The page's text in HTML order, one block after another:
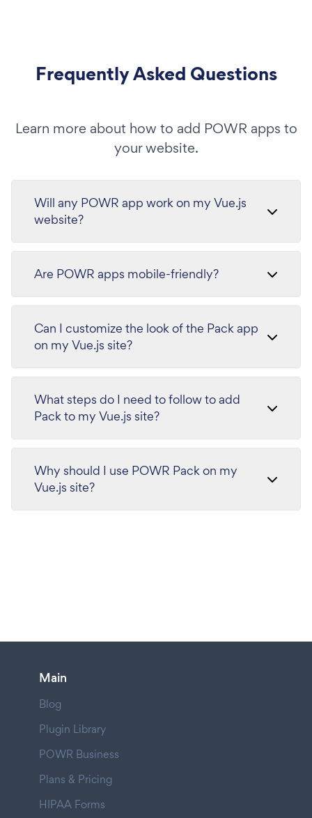
Frequently Asked Questions
Learn more about how to add POWR apps to
your website.
Will any POWR app work on my Vue.js
website?
Are POWR apps mobile-friendly?
Can I customize the look of the Pack app
on my Vue.js site?
What steps do I need to follow to add
Pack to my Vue.js site?
Why should I use POWR Pack on my
Vue.js site?
Main
Blog
Plugin Library
POWR Business
Plans & Pricing
HIPAA Forms